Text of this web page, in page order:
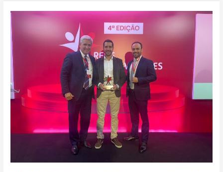
MM
ADV
trabalho
reconhecido
pela
Mapfre